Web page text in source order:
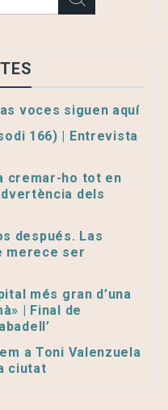
voces siguen aquí
166) | Entrevista
cremar-ho tot en
dels
después. Las
merece ser
més gran d’una
| Final de
a Toni Valenzuela
ciutat